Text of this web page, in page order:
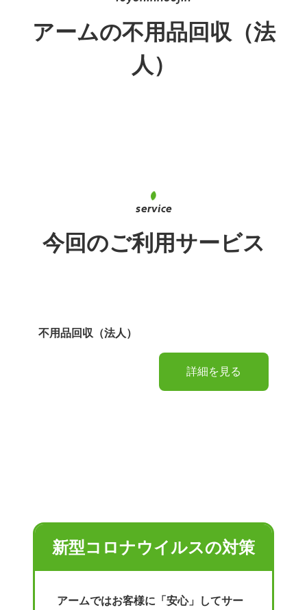
アームの不用品回収（法
人）
今回のご利用サービス
不用品回収（法人）
詳細を見る
新型コロナウイルスの対策
アームではお客様に「安心」してサー